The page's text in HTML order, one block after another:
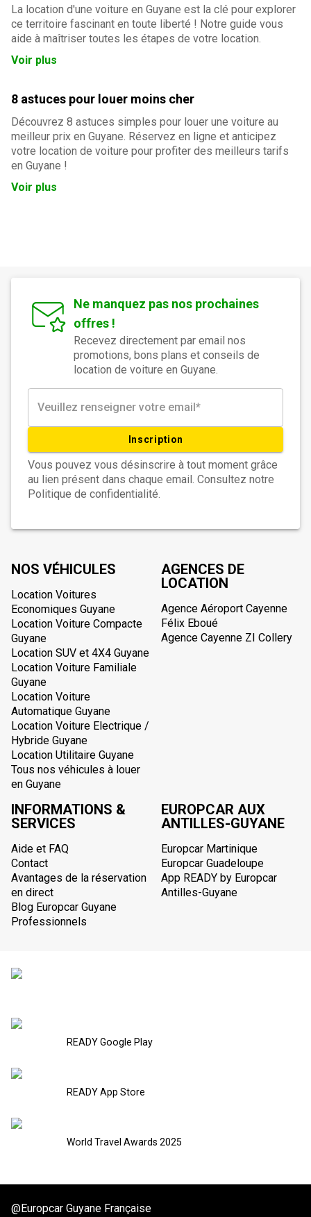
La location d'une voiture en Guyane est la clé pour explorer
ce territoire fascinant en toute liberté ! Notre guide vous
aide à maîtriser toutes les étapes de votre location.
Voir plus
8 astuces pour louer moins cher
Découvrez 8 astuces simples pour louer une voiture au
meilleur prix en Guyane. Réservez en ligne et anticipez
votre location de voiture pour profiter des meilleurs tarifs
en Guyane !
Voir plus
Ne manquez pas nos prochaines
offres !
Recevez directement par email nos
promotions, bons plans et conseils de
location de voiture en Guyane.
Inscription
Vous pouvez vous désinscrire à tout moment grâce
au lien présent dans chaque email. Consultez notre
Politique de confidentialité.
NOS VÉHICULES
Location Voitures
Economiques Guyane
Location Voiture Compacte
Guyane
Location SUV et 4X4 Guyane
Location Voiture Familiale
Guyane
Location Voiture
Automatique Guyane
Location Voiture Electrique /
Hybride Guyane
Location Utilitaire Guyane
Tous nos véhicules à louer
en Guyane
AGENCES DE
LOCATION
Agence Aéroport Cayenne
Félix Eboué
Agence Cayenne ZI Collery
INFORMATIONS &
SERVICES
Aide et FAQ
Contact
Avantages de la réservation
en direct
Blog Europcar Guyane
Professionnels
EUROPCAR AUX
ANTILLES-GUYANE
Europcar Martinique
Europcar Guadeloupe
App READY by Europcar
Antilles-Guyane
READY Google Play
READY App Store
World Travel Awards 2025
@Europcar Guyane Française